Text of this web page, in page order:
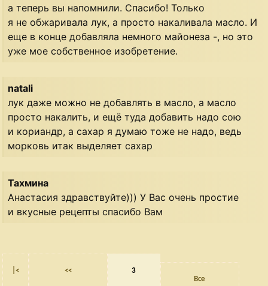
а теперь вы напомнили. Спасибо! Только
я не обжаривала лук, а просто накаливала масло. И
еще в конце добавляла немного майонеза -, но это
уже мое собственное изобретение.
natali
лук даже можно не добавлять в масло, а масло
просто накалить, и ещё туда добавить надо сою
и кориандр, а сахар я думаю тоже не надо, ведь
морковь итак выделяет сахар
Тахмина
Анастасия здравствуйте))) У Вас очень простие
и вкусные рецепты спасибо Вам
|< <<
3
Все